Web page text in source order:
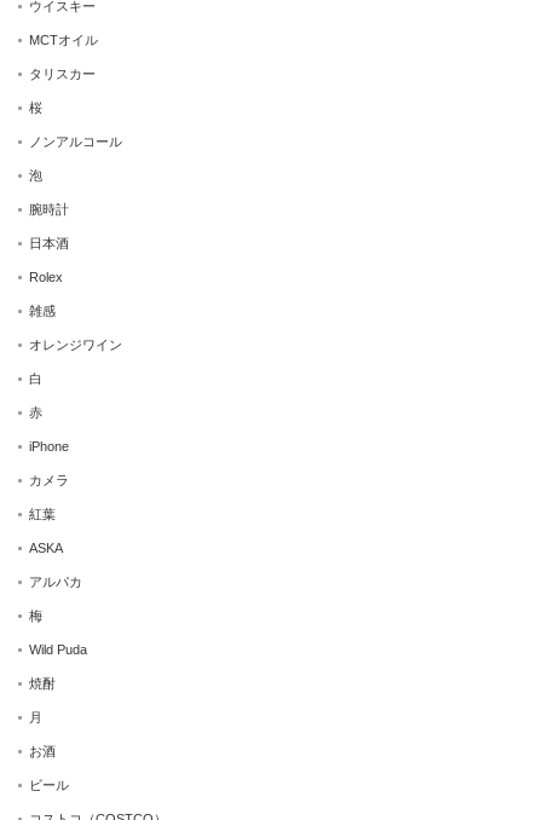
ウイスキー
MCTオイル
タリスカー
桜
ノンアルコール
泡
腕時計
日本酒
Rolex
雑感
オレンジワイン
白
赤
iPhone
カメラ
紅葉
ASKA
アルパカ
梅
Wild Puda
焼酎
月
お酒
ビール